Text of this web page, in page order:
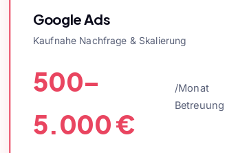
Google Ads
Kaufnahe Nachfrage & Skalierung
500–
5.000 €
/Monat
Betreuung